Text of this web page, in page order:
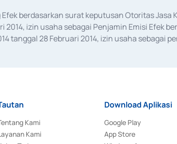
berdasarkan surat keputusan Otoritas Jasa
2014, izin usaha sebagai Penjamin Emisi Efek
tanggal 28 Februari 2014, izin usaha sebagai
Kami
Kami
Download Aplikasi
Google Play
App Store